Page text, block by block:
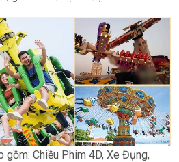
gồm: Chiều Phim 4D, Xe Đụng,